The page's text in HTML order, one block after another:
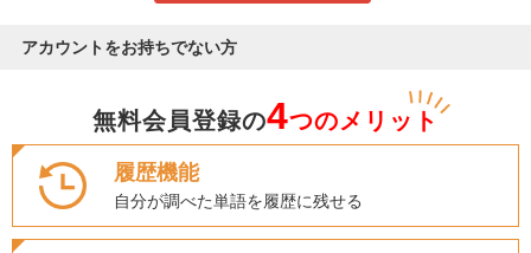
アカウントをお持ちでない方
無料会員登録の4つのメリット
履歴機能
自分が調べた単語を履歴に残せる